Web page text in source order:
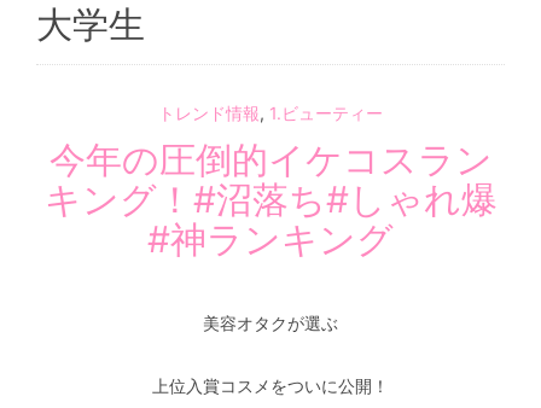
大学生
トレンド情報, 1.ビューティー
今年の圧倒的イケコスラン
キング！#沼落ち#しゃれ爆
#神ランキング
美容オタクが選ぶ
上位入賞コスメをついに公開！